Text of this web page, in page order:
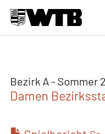
Bezirk A - Sommer
Damen